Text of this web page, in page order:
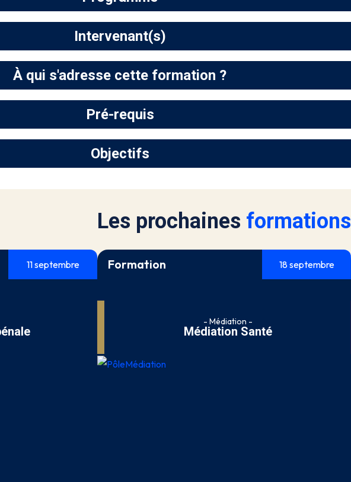
Intervenant(s)
À qui s'adresse cette formation ?
Pré-requis
Objectifs
Les prochaines formations
11 septembre Formation 18 septembre
- Médiation -
Médiation Santé